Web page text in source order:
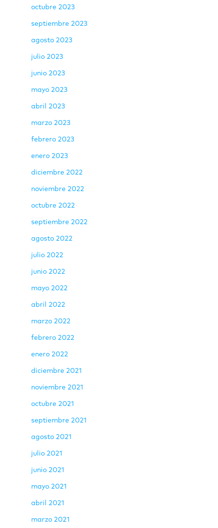
octubre 2023
septiembre 2023
agosto 2023
julio 2023
junio 2023
mayo 2023
abril 2023
marzo 2023
febrero 2023
enero 2023
diciembre 2022
noviembre 2022
octubre 2022
septiembre 2022
agosto 2022
julio 2022
junio 2022
mayo 2022
abril 2022
marzo 2022
febrero 2022
enero 2022
diciembre 2021
noviembre 2021
octubre 2021
septiembre 2021
agosto 2021
julio 2021
junio 2021
mayo 2021
abril 2021
marzo 2021